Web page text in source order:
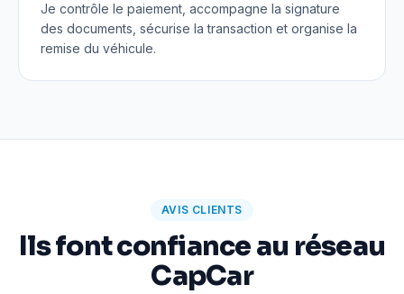
Je contrôle le paiement, accompagne la signature
des documents, sécurise la transaction et organise la
remise du véhicule.
AVIS CLIENTS
Ils font confiance au réseau
CapCar